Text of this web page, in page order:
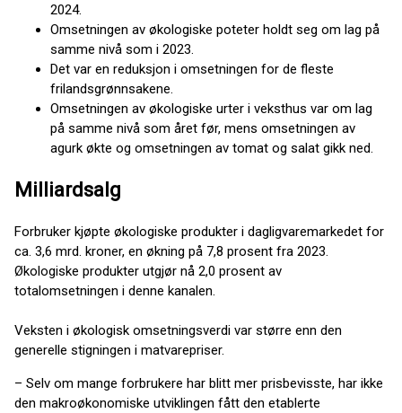
2024.
Omsetningen av økologiske poteter holdt seg om lag på
samme nivå som i 2023.
Det var en reduksjon i omsetningen for de fleste
frilandsgrønnsakene.
Omsetningen av økologiske urter i veksthus var om lag
på samme nivå som året før, mens omsetningen av
agurk økte og omsetningen av tomat og salat gikk ned.
Milliardsalg
Forbruker kjøpte økologiske produkter i dagligvaremarkedet for
ca. 3,6 mrd. kroner, en økning på 7,8 prosent fra 2023.
Økologiske produkter utgjør nå 2,0 prosent av
totalomsetningen i denne kanalen.
Veksten i økologisk omsetningsverdi var større enn den
generelle stigningen i matvarepriser.
– Selv om mange forbrukere har blitt mer prisbevisste, har ikke
den makroøkonomiske utviklingen fått den etablerte